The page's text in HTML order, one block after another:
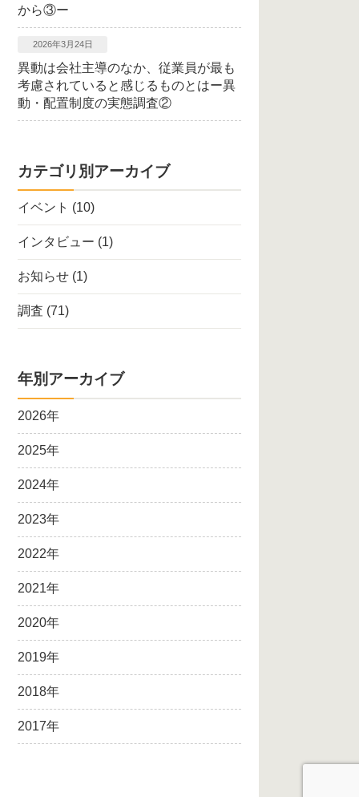
から③ー
2026年3月24日
異動は会社主導のなか、従業員が最も
考慮されていると感じるものとはー異
動・配置制度の実態調査②
カテゴリ別アーカイブ
イベント (10)
インタビュー (1)
お知らせ (1)
調査 (71)
年別アーカイブ
2026年
2025年
2024年
2023年
2022年
2021年
2020年
2019年
2018年
2017年